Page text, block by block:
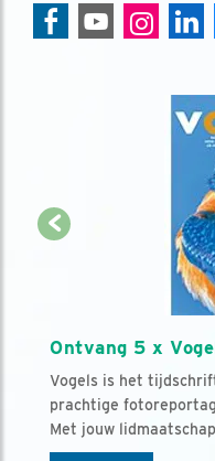
Ontvang 5 x
Vogels is het
prachtige
Met jouw